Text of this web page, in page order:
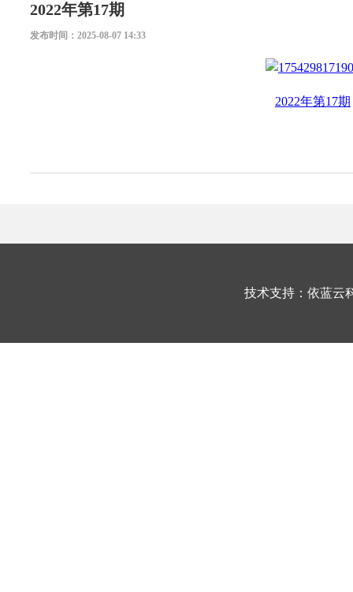
2022年第17期
发布时间：2025-08-07 14:33
2022年第17期
技术支持：依蓝云